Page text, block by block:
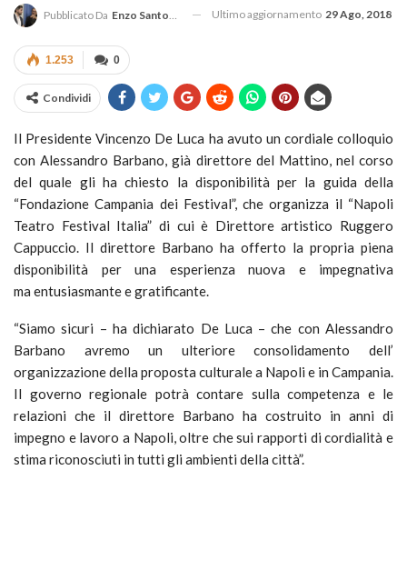
Pubblicato Da Enzo Santoro Ultimo aggiornamento 29 Ago, 2018
0
1.253
Condividi
Il Presidente Vincenzo De Luca ha avuto un cordiale colloquio
con Alessandro Barbano, già direttore del Mattino, nel corso
del quale gli ha chiesto la disponibilità per la guida della
“Fondazione Campania dei Festival”, che organizza il “Napoli
Teatro Festival Italia” di cui è Direttore artistico Ruggero
Cappuccio. Il direttore Barbano ha offerto la propria piena
disponibilità per una esperienza nuova e impegnativa
ma entusiasmante e gratificante.
“Siamo sicuri – ha dichiarato De Luca – che con Alessandro
Barbano avremo un ulteriore consolidamento dell’
organizzazione della proposta culturale a Napoli e in Campania.
Il governo regionale potrà contare sulla competenza e le
relazioni che il direttore Barbano ha costruito in anni di
impegno e lavoro a Napoli, oltre che sui rapporti di cordialità e
stima riconosciuti in tutti gli ambienti della città”.